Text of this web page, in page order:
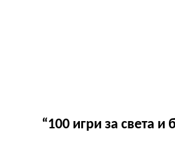
“100 игри за света и